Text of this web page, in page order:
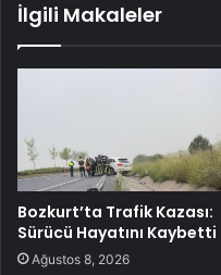
İlgili Makaleler
Bozkurt’ta Trafik Kazası:
Sürücü Hayatını Kaybetti
Ağustos 8, 2026